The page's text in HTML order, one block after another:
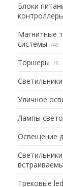
Блоки
контроллеры
Магнитные
системы
49
Торшеры 6
Уличное
Лампы
Освещение
Светильники
Трековые led